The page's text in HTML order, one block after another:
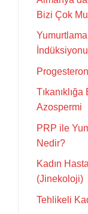
Bizi Çok
Azospermi
PRP ile
Nedir?
Kadın
(Jinekoloji)
Tehlikeli